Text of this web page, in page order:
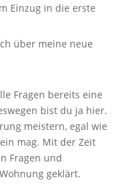
Einzug in die erste
über meine neue
Fragen bereits eine
bist du ja hier.
meistern, egal wie
mag. Mit der Zeit
Fragen und
geklärt.